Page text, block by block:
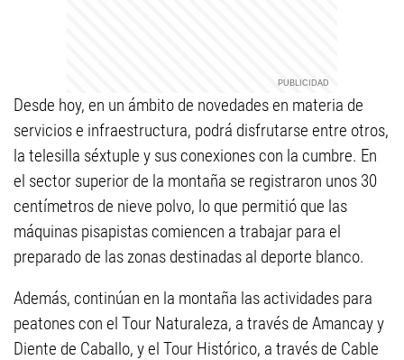
Desde hoy, en un ámbito de novedades en materia de
servicios e infraestructura, podrá disfrutarse entre otros,
la telesilla séxtuple y sus conexiones con la cumbre. En
el sector superior de la montaña se registraron unos 30
centímetros de nieve polvo, lo que permitió que las
máquinas pisapistas comiencen a trabajar para el
preparado de las zonas destinadas al deporte blanco.
Además, continúan en la montaña las actividades para
peatones con el Tour Naturaleza, a través de Amancay y
Diente de Caballo, y el Tour Histórico, a través de Cable